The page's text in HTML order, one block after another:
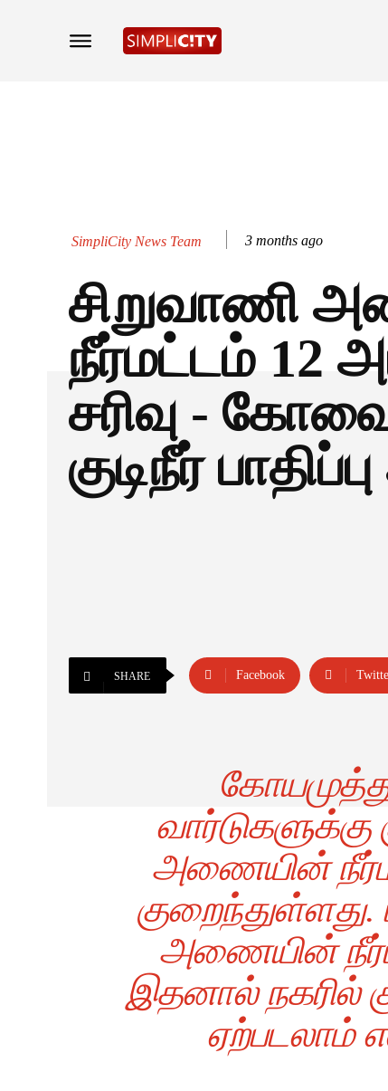
SimpliCity News Team 3 months ago
சிறுவாணி
நீர்மட்டம் 12
சரிவு -
குடிநீர்
SHARE Facebook
வார்டுகளுக்கு
அணையின்
அணையின்
இதனால் நகரில்
ஏற்படலாம்